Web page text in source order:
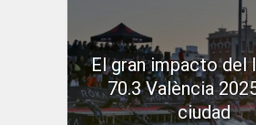
El gran impacto del
70.3 València
ciudad